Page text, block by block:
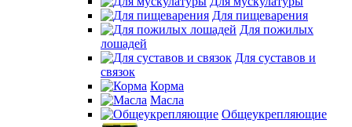
Для пищеварения
Для пожилых
лошадей
Для суставов и
связок
Корма
Масла
Общеукрепляющие